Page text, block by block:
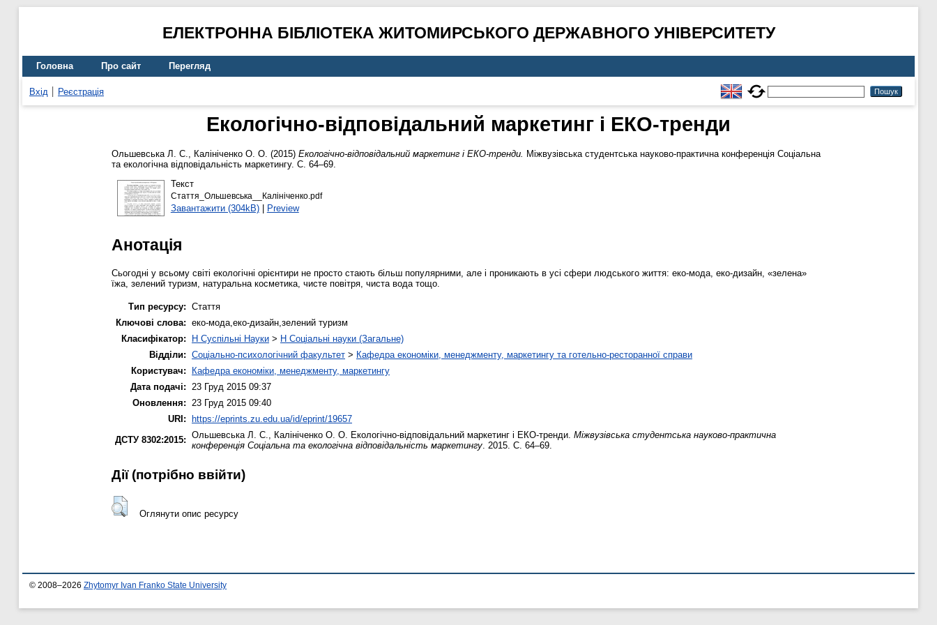
ЕЛЕКТРОННА БІБЛІОТЕКА ЖИТОМИРСЬКОГО ДЕРЖАВНОГО УНІВЕРСИТЕТУ
Головна Про сайт Перегляд
Вхід Реєстрація
Екологічно-відповідальний маркетинг і ЕКО-тренди
Ольшевська Л. С., Калініченко О. О. (2015) Екологічно-відповідальний маркетинг і ЕКО-тренди. Міжвузівська студентська науково-практична конференція Соціальна
та екологічна відповідальність маркетингу. С. 64–69.
Текст
Стаття_Ольшевська__Калініченко.pdf
Завантажити (304kB)| Preview
Анотація
Сьогодні у всьому світі екологічні орієнтири не просто стають більш популярними, але і проникають в усі сфери людського життя: еко-мода, еко-дизайн, «зелена»
їжа, зелений туризм, натуральна косметика, чисте повітря, чиста вода тощо.
Тип ресурсу: Стаття
Ключові слова: еко-мода,еко-дизайн,зелений туризм
Класифікатор:
H Суспільні Науки > H Соціальні науки (Загальне)
Відділи: Соціально-психологічний факультет > Кафедра економіки, менеджменту, маркетингу та готельно-ресторанної справи
Користувач:
Кафедра економіки, менеджменту, маркетингу
Дата подачі:
23 Груд 2015 09:37
Оновлення:
23 Груд 2015 09:40
URI: https://eprints.zu.edu.ua/id/eprint/19657
ДСТУ 8302:2015: Ольшевська Л. С. Калініченко О. О. Екологічно-відповідальний маркетинг і ЕКО-тренди. Міжвузівська студентська науково-практична
конференція Соціальна та екологічна відповідальність маркетингу . 2015. С. 64–69.
Дії ​​(потрібно ввійти)
Оглянути опис ресурсу
© 2008–2026 Zhytomyr Ivan Franko State University